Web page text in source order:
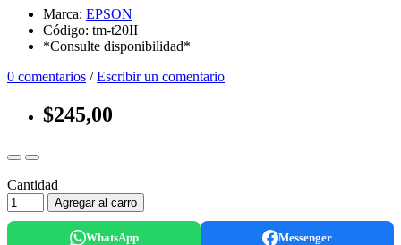
Marca: EPSON
Código: tm-t20II
*Consulte disponibilidad*
0 comentarios /Escribir un comentario
$245,00
Cantidad
Agregar al carro
WhatsApp Messenger